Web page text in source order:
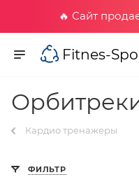
🔥 Сайт
Fitnes-
Кардио тренажеры
ФИЛЬТР